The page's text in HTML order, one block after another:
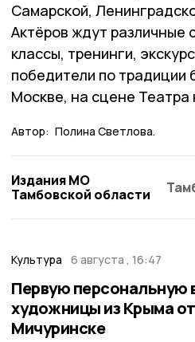
Самарской,
Актёров ждут различные
классы, тренинги,
победители по традиции
Москве, на сцене Театра
Автор: Полина Светлова.
Издания МО
Тамбовской области
Культура 6 августа , 16:47
Первую персональную
художницы из Крыма
Мичуринске